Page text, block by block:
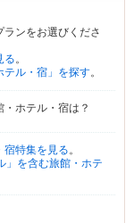
ンをお選びくださ
る。
テル・宿」を探す。
ホテル・宿は？
宿特集を見る。
」を含む旅館・ホテ